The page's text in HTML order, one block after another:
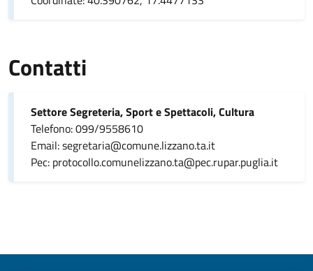
Contatti
Settore Segreteria, Sport e Spettacoli, Cultura
Telefono: 099/9558610
Email: segretaria@comune.lizzano.ta.it
Pec: protocollo.comunelizzano.ta@pec.rupar.puglia.it